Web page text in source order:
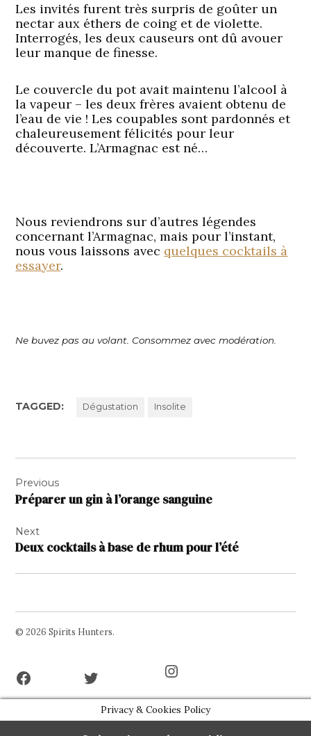
Les invités furent très surpris de goûter un
nectar aux éthers de coing et de violette.
Interrogés, les deux causeurs ont dû avouer
leur manque de finesse.
Le couvercle du pot avait maintenu l’alcool à
la vapeur – les deux frères avaient obtenu de
l’eau de vie ! Les coupables sont pardonnés et
chaleureusement félicités pour leur
découverte. L’Armagnac est né…
Nous reviendrons sur d’autres légendes
concernant l’Armagnac, mais pour l’instant,
nous vous laissons avec quelques cocktails à
essayer.
Ne buvez pas au volant. Consommez avec modération.
TAGGED: Dégustation Insolite
de
l’article
Previous
Préparer un gin à l’orange sanguine
Next
Deux cocktails à base de rhum pour l’été
© 2026 Spirits Hunters.
Privacy & Cookies Policy